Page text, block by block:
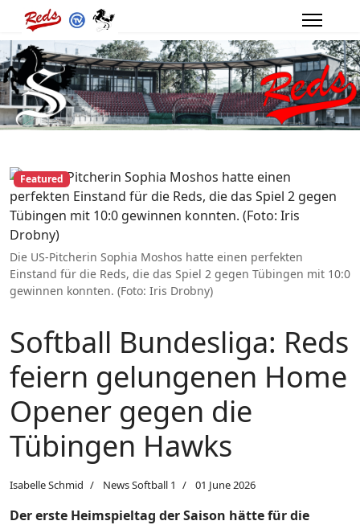
Die US-Pitcherin Sophia Moshos hatte einen perfekten
Einstand für die Reds, die das Spiel 2 gegen Tübingen mit 10:0
gewinnen konnten. (Foto: Iris Drobny)
Featured
Softball Bundesliga: Reds
feiern gelungenen Home
Opener gegen die
Tübingen Hawks
Isabelle Schmid News Softball 1 01 June 2026
Der erste Heimspieltag der Saison hätte für die